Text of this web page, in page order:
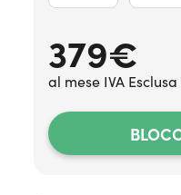
379€
al mese IVA Esclusa